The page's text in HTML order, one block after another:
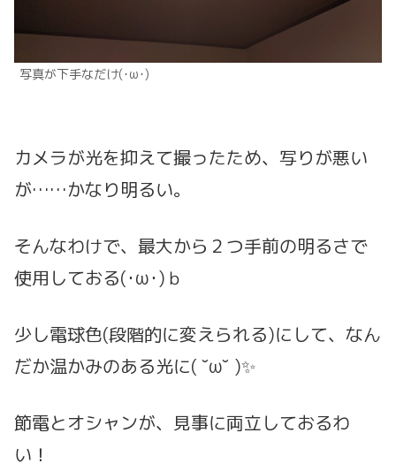
写真が下手なだけ(･ω･)
カメラが光を抑えて撮ったため、写りが悪い
が……かなり明るい。
そんなわけで、最大から２つ手前の明るさで
使用しておる(･ω･)ｂ
少し電球色(段階的に変えられる)にして、なん
だか温かみのある光に( ˘ω˘ )✨
節電とオシャンが、見事に両立しておるわ
い！